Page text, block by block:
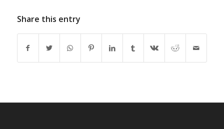
Share this entry